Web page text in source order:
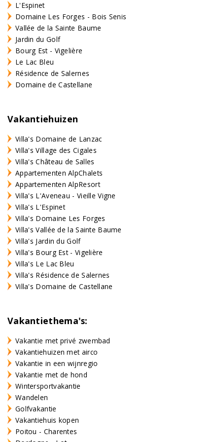
L'Espinet
Domaine Les Forges - Bois Senis
Vallée de la Sainte Baume
Jardin du Golf
Bourg Est - Vigelière
Le Lac Bleu
Résidence de Salernes
Domaine de Castellane
Vakantiehuizen
Villa's Domaine de Lanzac
Villa's Village des Cigales
Villa's Château de Salles
Appartementen AlpChalets
Appartementen AlpResort
Villa's L'Aveneau - Vieille Vigne
Villa's L'Espinet
Villa's Domaine Les Forges
Villa's Vallée de la Sainte Baume
Villa's Jardin du Golf
Villa's Bourg Est - Vigelière
Villa's Le Lac Bleu
Villa's Résidence de Salernes
Villa's Domaine de Castellane
Vakantiethema's:
Vakantie met privé zwembad
Vakantiehuizen met airco
Vakantie in een wijnregio
Vakantie met de hond
Wintersportvakantie
Wandelen
Golfvakantie
Vakantiehuis kopen
Poitou - Charentes